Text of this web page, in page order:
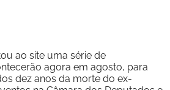
ao site uma série de
agora em agosto, para
dez anos da morte do ex-